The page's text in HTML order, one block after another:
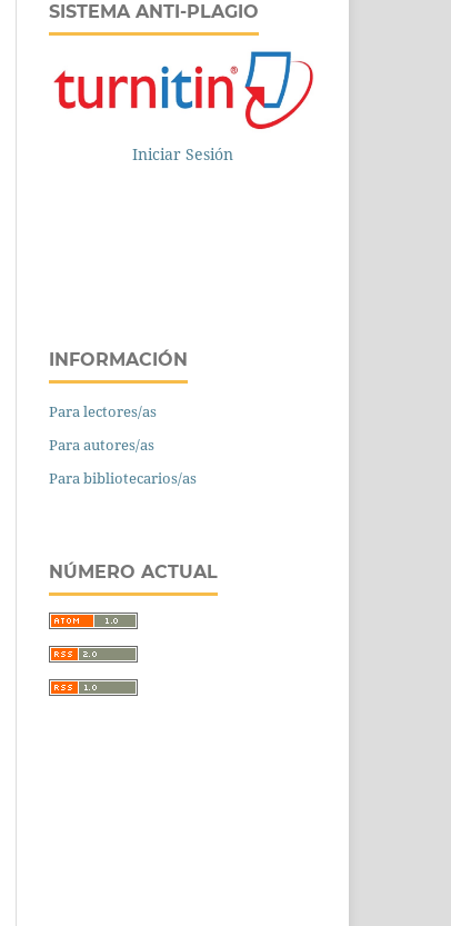
SISTEMA ANTI-PLAGIO
Iniciar Sesión
INFORMACIÓN
Para lectores/as
Para autores/as
Para bibliotecarios/as
NÚMERO ACTUAL